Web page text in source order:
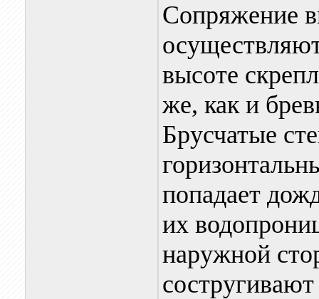
Сопряжение
высоте
же, как и
Брусчатые
попадает
их
наружной